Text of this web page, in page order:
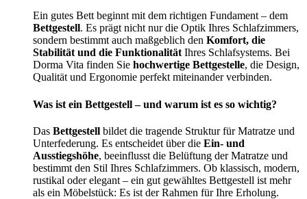
Ein gutes Bett beginnt mit dem richtigen Fundament – dem
Bettgestell. Es prägt nicht nur die Optik Ihres Schlafzimmers,
sondern bestimmt auch maßgeblich den Komfort, die
Stabilität und die Funktionalität Ihres Schlafsystems. Bei
Dorma Vita finden Sie hochwertige Bettgestelle, die Design,
Qualität und Ergonomie perfekt miteinander verbinden.
Was ist ein Bettgestell – und warum ist es so wichtig?
Das Bettgestell bildet die tragende Struktur für Matratze und
Unterfederung. Es entscheidet über die Ein- und
Ausstiegshöhe, beeinflusst die Belüftung der Matratze und
bestimmt den Stil Ihres Schlafzimmers. Ob klassisch, modern,
rustikal oder elegant – ein gut gewähltes Bettgestell ist mehr
als ein Möbelstück: Es ist der Rahmen für Ihre Erholung.